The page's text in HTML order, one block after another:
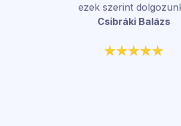
ezek szerint
Csibráki Balázs